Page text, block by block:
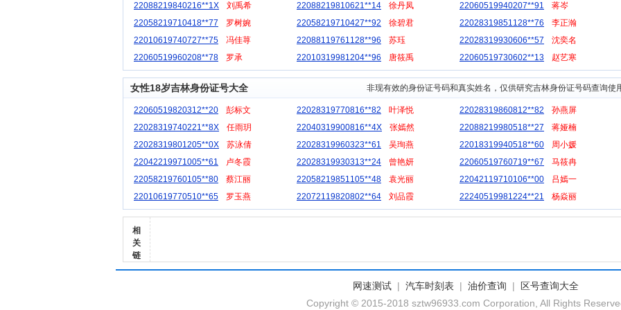
22088219840216**1X 刘禹希 22088219810621**14 徐丹凤 22060519940207**91
蒋岑
22058219710418**77
罗树婉 22058219710427**92 徐碧君 22028319851128**76
李正瀚
22010619740727**75
冯佳荨 22088119761128**96 苏珏 22028319930606**57
沈奕名
22060519960208**78
罗承 22010319981204**96 唐筱禹 22060519730602**13 赵艺寒
女性18岁吉林身份证号大全 非现有效的身份证号码和真实姓名，仅供研究吉林身份证号码查询使
22060519820312**20 彭标文 22028319770816**82 叶泽悦 22028319860812**82
孙燕屏
22028319740221**8X
任雨玥 22040319900816**4X 张嫣然 22088219980518**27
蒋娅楠
22028319801205**0X
苏泳倩 22028319960323**61 吴珣燕 22018319940518**60
周小媛
22042219971005**61
卢冬霞 22028319930313**24 曾艳妍 22060519760719**67
马筱冉
22058219760105**80
蔡江丽 22058219851105**48 袁光丽 22042119710106**00
吕嫣一
22010619770510**65
罗玉燕 22072119820802**64 刘品霞 22240519981224**21 杨焱丽
相
关
链
网速测试 | 汽车时刻表 | 油价查询 |
区号查询大全
Copyright © 2015-2018 sztw96933.com Corporation, All Rights